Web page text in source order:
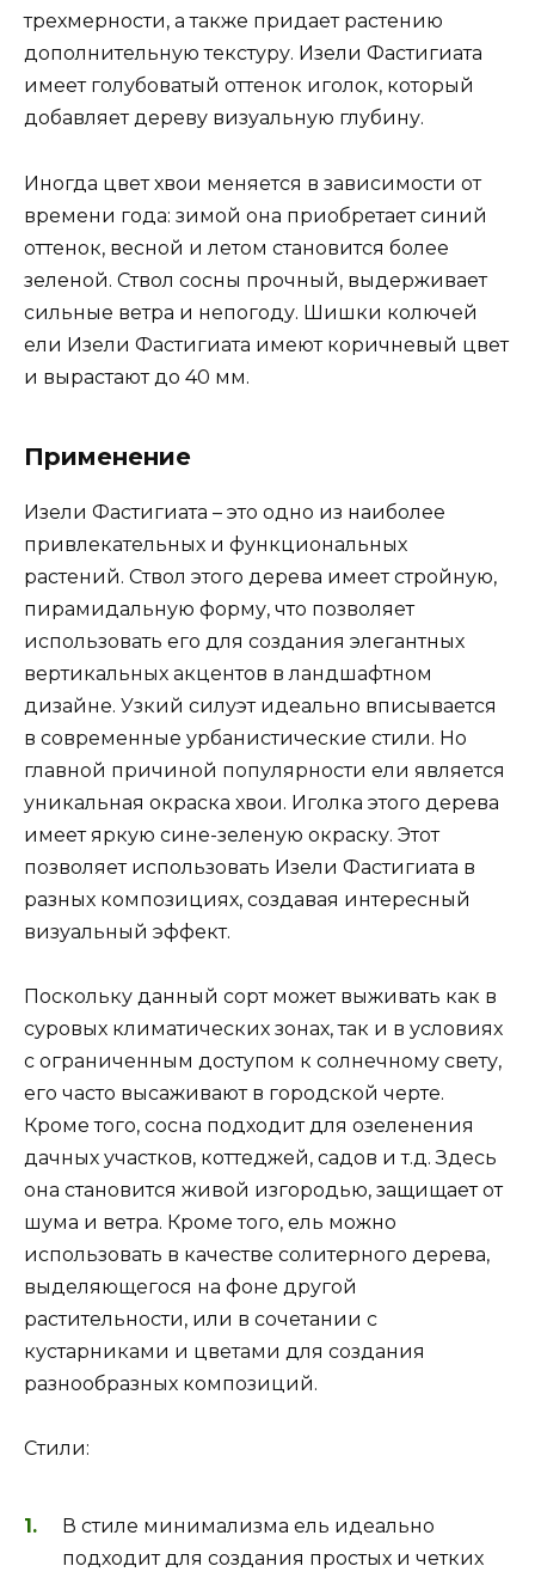
трехмерности, а также придает растению
дополнительную текстуру. Изели Фастигиата
имеет голубоватый оттенок иголок, который
добавляет дереву визуальную глубину.
Иногда цвет хвои меняется в зависимости от
времени года: зимой она приобретает синий
оттенок, весной и летом становится более
зеленой. Ствол сосны прочный, выдерживает
сильные ветра и непогоду. Шишки колючей
ели Изели Фастигиата имеют коричневый цвет
и вырастают до 40 мм.
Применение
Изели Фастигиата – это одно из наиболее
привлекательных и функциональных
растений. Ствол этого дерева имеет стройную,
пирамидальную форму, что позволяет
использовать его для создания элегантных
вертикальных акцентов в ландшафтном
дизайне. Узкий силуэт идеально вписывается
в современные урбанистические стили. Но
главной причиной популярности ели является
уникальная окраска хвои. Иголка этого дерева
имеет яркую сине-зеленую окраску. Этот
позволяет использовать Изели Фастигиата в
разных композициях, создавая интересный
визуальный эффект.
Поскольку данный сорт может выживать как в
суровых климатических зонах, так и в условиях
с ограниченным доступом к солнечному свету,
его часто высаживают в городской черте.
Кроме того, сосна подходит для озеленения
дачных участков, коттеджей, садов и т.д. Здесь
она становится живой изгородью, защищает от
шума и ветра. Кроме того, ель можно
использовать в качестве солитерного дерева,
выделяющегося на фоне другой
растительности, или в сочетании с
кустарниками и цветами для создания
разнообразных композиций.
Стили:
В стиле минимализма ель идеально
подходит для создания простых и четких